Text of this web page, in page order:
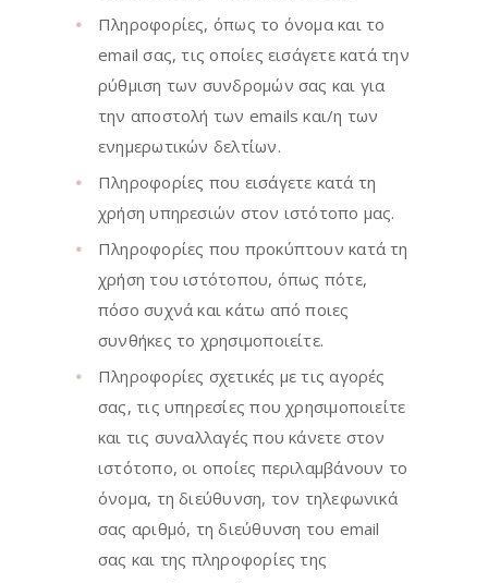
Πληροφορίες, όπως το όνομα και το
email σας, τις οποίες εισάγετε κατά την
ρύθμιση των συνδρομών σας και για
την αποστολή των emails και/η των
ενημερωτικών δελτίων.
Πληροφορίες που εισάγετε κατά τη
χρήση υπηρεσιών στον ιστότοπο μας.
Πληροφορίες που προκύπτουν κατά τη
χρήση του ιστότοπου, όπως πότε,
πόσο συχνά και κάτω από ποιες
συνθήκες το χρησιμοποιείτε.
Πληροφορίες σχετικές με τις αγορές
σας, τις υπηρεσίες που χρησιμοποιείτε
και τις συναλλαγές που κάνετε στον
ιστότοπο, οι οποίες περιλαμβάνουν το
όνομα, τη διεύθυνση, τον τηλεφωνικά
σας αριθμό, τη διεύθυνση του email
σας και της πληροφορίες της